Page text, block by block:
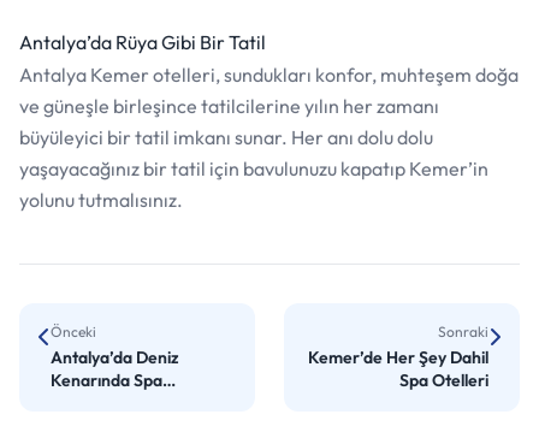
Antalya’da Rüya Gibi Bir Tatil
Antalya Kemer otelleri, sundukları konfor, muhteşem doğa
ve güneşle birleşince tatilcilerine yılın her zamanı
büyüleyici bir tatil imkanı sunar. Her anı dolu dolu
yaşayacağınız bir tatil için bavulunuzu kapatıp Kemer’in
yolunu tutmalısınız.
Önceki
Antalya’da Deniz
Kenarında Spa
Sonraki
Kemer’de Her Şey Dahil
Spa Otelleri